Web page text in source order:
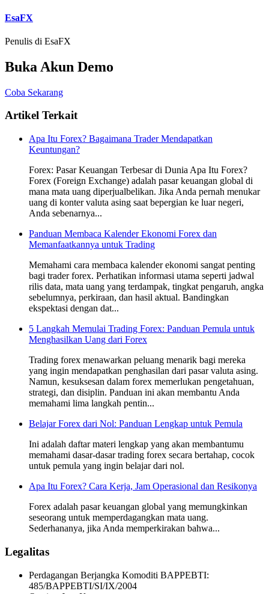
EsaFX
Penulis di EsaFX
Buka Akun Demo
Coba Sekarang
Artikel Terkait
Apa Itu Forex? Bagaimana Trader Mendapatkan
Keuntungan?
Forex: Pasar Keuangan Terbesar di Dunia Apa Itu Forex?
Forex (Foreign Exchange) adalah pasar keuangan global di
mana mata uang diperjualbelikan. Jika Anda pernah menukar
uang di konter valuta asing saat bepergian ke luar negeri,
Anda sebenarnya...
Panduan Membaca Kalender Ekonomi Forex dan
Memanfaatkannya untuk Trading
Memahami cara membaca kalender ekonomi sangat penting
bagi trader forex. Perhatikan informasi utama seperti jadwal
rilis data, mata uang yang terdampak, tingkat pengaruh, angka
sebelumnya, perkiraan, dan hasil aktual. Bandingkan
ekspektasi dengan dat...
5 Langkah Memulai Trading Forex: Panduan Pemula untuk
Menghasilkan Uang dari Forex
Trading forex menawarkan peluang menarik bagi mereka
yang ingin mendapatkan penghasilan dari pasar valuta asing.
Namun, kesuksesan dalam forex memerlukan pengetahuan,
strategi, dan disiplin. Panduan ini akan membantu Anda
memahami lima langkah pentin...
Belajar Forex dari Nol: Panduan Lengkap untuk Pemula
Ini adalah daftar materi lengkap yang akan membantumu
memahami dasar-dasar trading forex secara bertahap, cocok
untuk pemula yang ingin belajar dari nol.
Apa Itu Forex? Cara Kerja, Jam Operasional dan Resikonya
Forex adalah pasar keuangan global yang memungkinkan
seseorang untuk memperdagangkan mata uang.
Sederhananya, jika Anda memperkirakan bahwa...
Legalitas
Perdagangan Berjangka Komoditi BAPPEBTI:
485/BAPPEBTI/SI/IX/2004